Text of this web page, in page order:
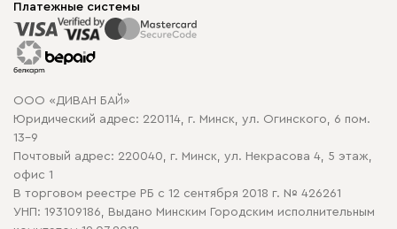
Способы оплаты
Рассрочка и кредит
Гарантия
Карта сайта
Политика конфиденциальности
Политика в отношении обработки cookie
Корпусная мебель
Распродажа мебели
Платежные системы
ООО «ДИВАН БАЙ»
Юридический адрес: 220114, г. Минск, ул. Огинского, 6 пом.
13-9
Почтовый адрес: 220040, г. Минск, ул. Некрасова 4, 5 этаж,
офис 1
В торговом реестре РБ с 12 сентября 2018 г. № 426261
УНП: 193109186, Выдано Минским Городским исполнительным